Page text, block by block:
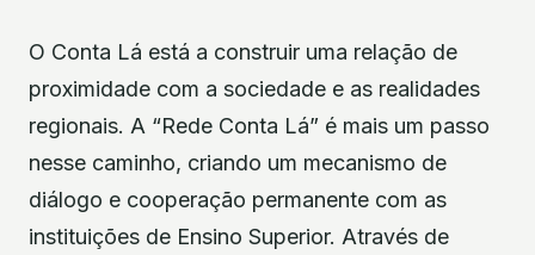
O Conta Lá está a construir uma relação de
proximidade com a sociedade e as realidades
regionais. A “Rede Conta Lá” é mais um passo
nesse caminho, criando um mecanismo de
diálogo e cooperação permanente com as
instituições de Ensino Superior. Através de